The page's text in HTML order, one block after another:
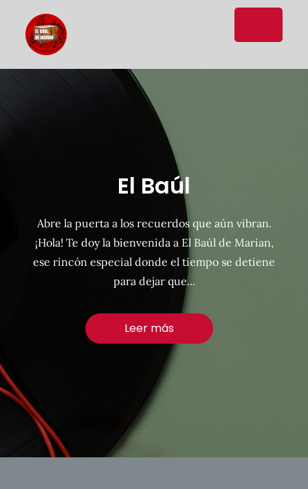
El Baúl
Abre la puerta a los recuerdos que aún vibran.
¡Hola! Te doy la bienvenida a El Baúl de Marian,
ese rincón especial donde el tiempo se detiene
para dejar que...
Leer más